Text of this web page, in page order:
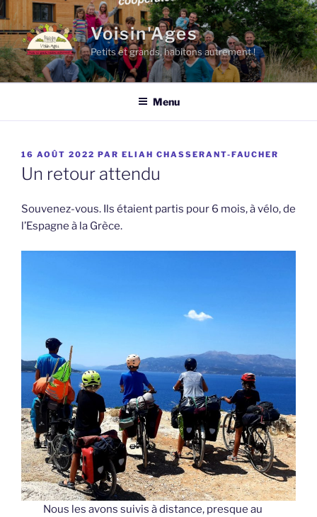
Aller
au
contenu
principal
Voisin'Ages
Petits et grands, habitons autrement !
Menu
PUBLIÉ
LE
16 AOÛT 2022 PAR ELIAH CHASSERANT-FAUCHER
Un retour attendu
Souvenez-vous. Ils étaient partis pour 6 mois, à vélo, de
l’Espagne à la Grèce.
Nous les avons suivis à distance, presque au